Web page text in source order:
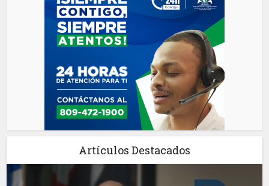
Artículos Destacados